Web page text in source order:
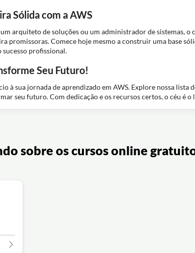
Sólida com a AWS
arquiteto de soluções ou um administrador de sistemas,
promissoras. Comece hoje mesmo a construir uma base
sucesso profissional.
Seu Futuro!
à sua jornada de aprendizado em AWS. Explore nossa lista
seu futuro. Com dedicação e os recursos certos, o céu é
sobre os cursos online